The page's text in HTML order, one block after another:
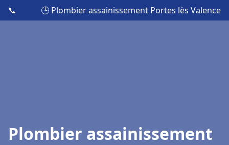
📞 🕒 Plombier assainissement Portes lès Valence
Plombier assainissement